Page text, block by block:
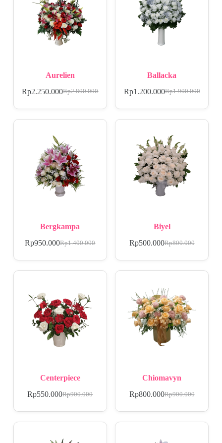
Aurelien
Rp2.800.000
Rp2.250.000
Ballacka
Rp1.900.000
Rp1.200.000
Bergkampa
Rp1.400.000
Rp950.000
Biyel
Rp800.000
Rp500.000
Centerpiece
Rp900.000
Rp550.000
Chiomavyn
Rp900.000
Rp800.000